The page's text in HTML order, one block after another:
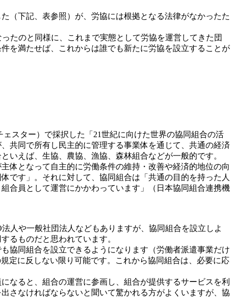
（下記、表参照）が、労協には根拠となる法律がなかったた
たのと同様に、これまで実態として労協を運営してきた団
を満たせば、これからは誰でも新たに労協を設立することが
スター）で採択した「21世紀に向けた世界の協同組合の活
共同で所有し民主的に管理する事業体を通じて、共通の経済
いえば、生協、農協、漁協、森林組合などが一般的です。
体となって自主的に労働条件の維持・改善や経済的地位の向
です」。それに対して、協同組合は「共通の目的を持った人
合員として運営にかかわっています」（日本協同組合連携機
人や一般社団法人などもありますが、協同組合を設立しよ
るものだと思われています。
協同組合を設立できるようになります（労働者派遣事業だけ
定に反しない限り可能です。これから協同組合は、必要に応
なると、組合の運営に参画し、組合が提供するサービスを利
さなければならないと聞いて驚かれる方がよくいますが、協